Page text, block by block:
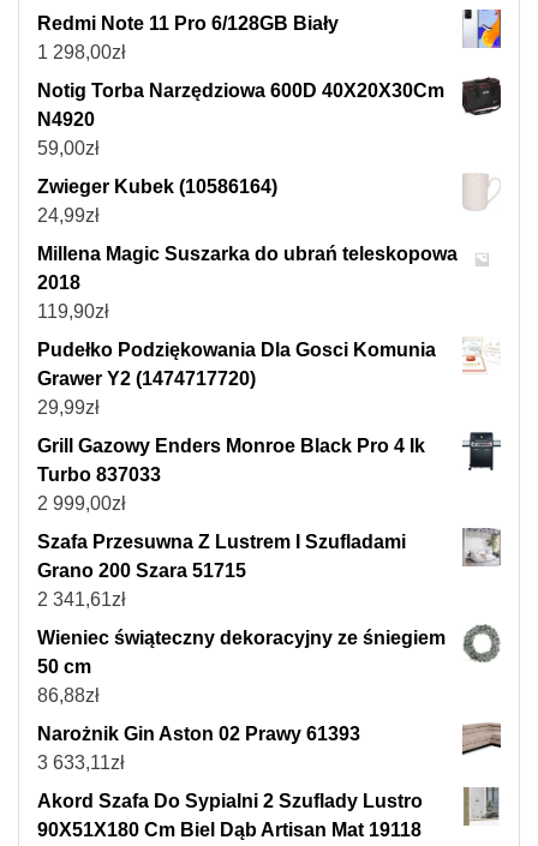
Redmi Note 11 Pro 6/128GB Biały
1 298,00zł
Notig Torba Narzędziowa 600D 40X20X30Cm
N4920
59,00zł
Zwieger Kubek (10586164)
24,99zł
Millena Magic Suszarka do ubrań teleskopowa
2018
119,90zł
Pudełko Podziękowania Dla Gosci Komunia
Grawer Y2 (1474717720)
29,99zł
Grill Gazowy Enders Monroe Black Pro 4 Ik
Turbo 837033
2 999,00zł
Szafa Przesuwna Z Lustrem I Szufladami
Grano 200 Szara 51715
2 341,61zł
Wieniec świąteczny dekoracyjny ze śniegiem
50 cm
86,88zł
Narożnik Gin Aston 02 Prawy 61393
3 633,11zł
Akord Szafa Do Sypialni 2 Szuflady Lustro
90X51X180 Cm Biel Dąb Artisan Mat 19118